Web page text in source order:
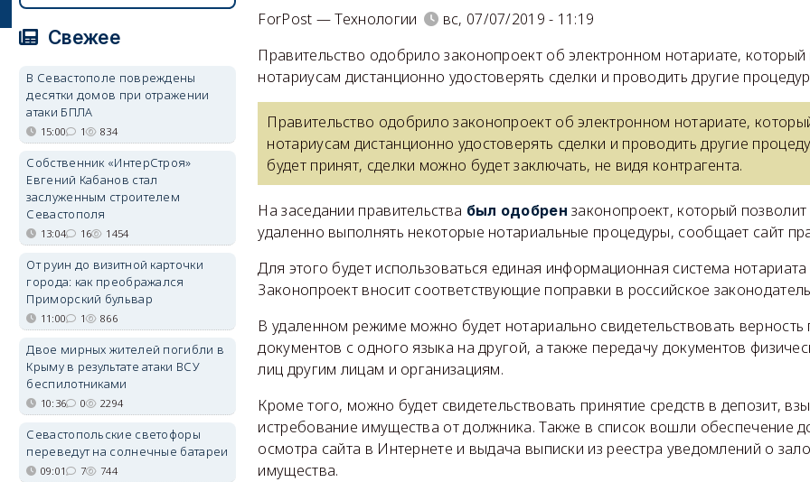
ForPost — Технологии
вс, 07/07/2019 - 11:19
Правительство одобрило законопроект об электронном нотариате, который
нотариусам дистанционно удостоверять сделки и проводить другие
Правительство одобрило законопроект об электронном нотариате,
нотариусам дистанционно удостоверять сделки и проводить другие
будет принят, сделки можно будет заключать, не видя контрагента.
На заседании правительства был одобрен законопроект, который
удаленно выполнять некоторые нотариальные процедуры, сообщает сайт
Для этого будет использоваться единая информационная система
Законопроект вносит соответствующие поправки в российское
В удаленном режиме можно будет нотариально свидетельствовать верность
документов с одного языка на другой, а также передачу документов
лиц другим лицам и организациям.
Кроме того, можно будет свидетельствовать принятие средств в депозит,
истребование имущества от должника. Также в список вошли обеспечение
осмотра сайта в Интернете и выдача выписки из реестра уведомлений о
имущества.
Свежее
В Севастополе повреждены
десятки домов при отражении
атаки БПЛА
15:00 1 834
Собственник «ИнтерСтроя»
Евгений Кабанов стал
заслуженным строителем
Севастополя
13:04 16 1454
От руин до визитной карточки
города: как преображался
Приморский бульвар
11:00 1 866
Двое мирных жителей погибли в
Крыму в результате атаки ВСУ
беспилотниками
10:36 0 2294
Севастопольские светофоры
переведут на солнечные батареи
09:01 7 744